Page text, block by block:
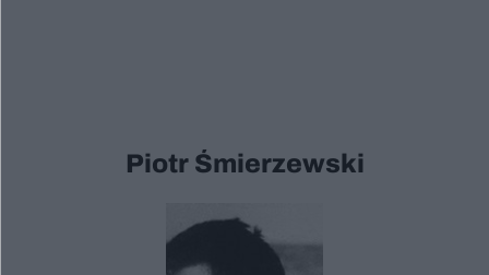
Piotr Śmierzewski